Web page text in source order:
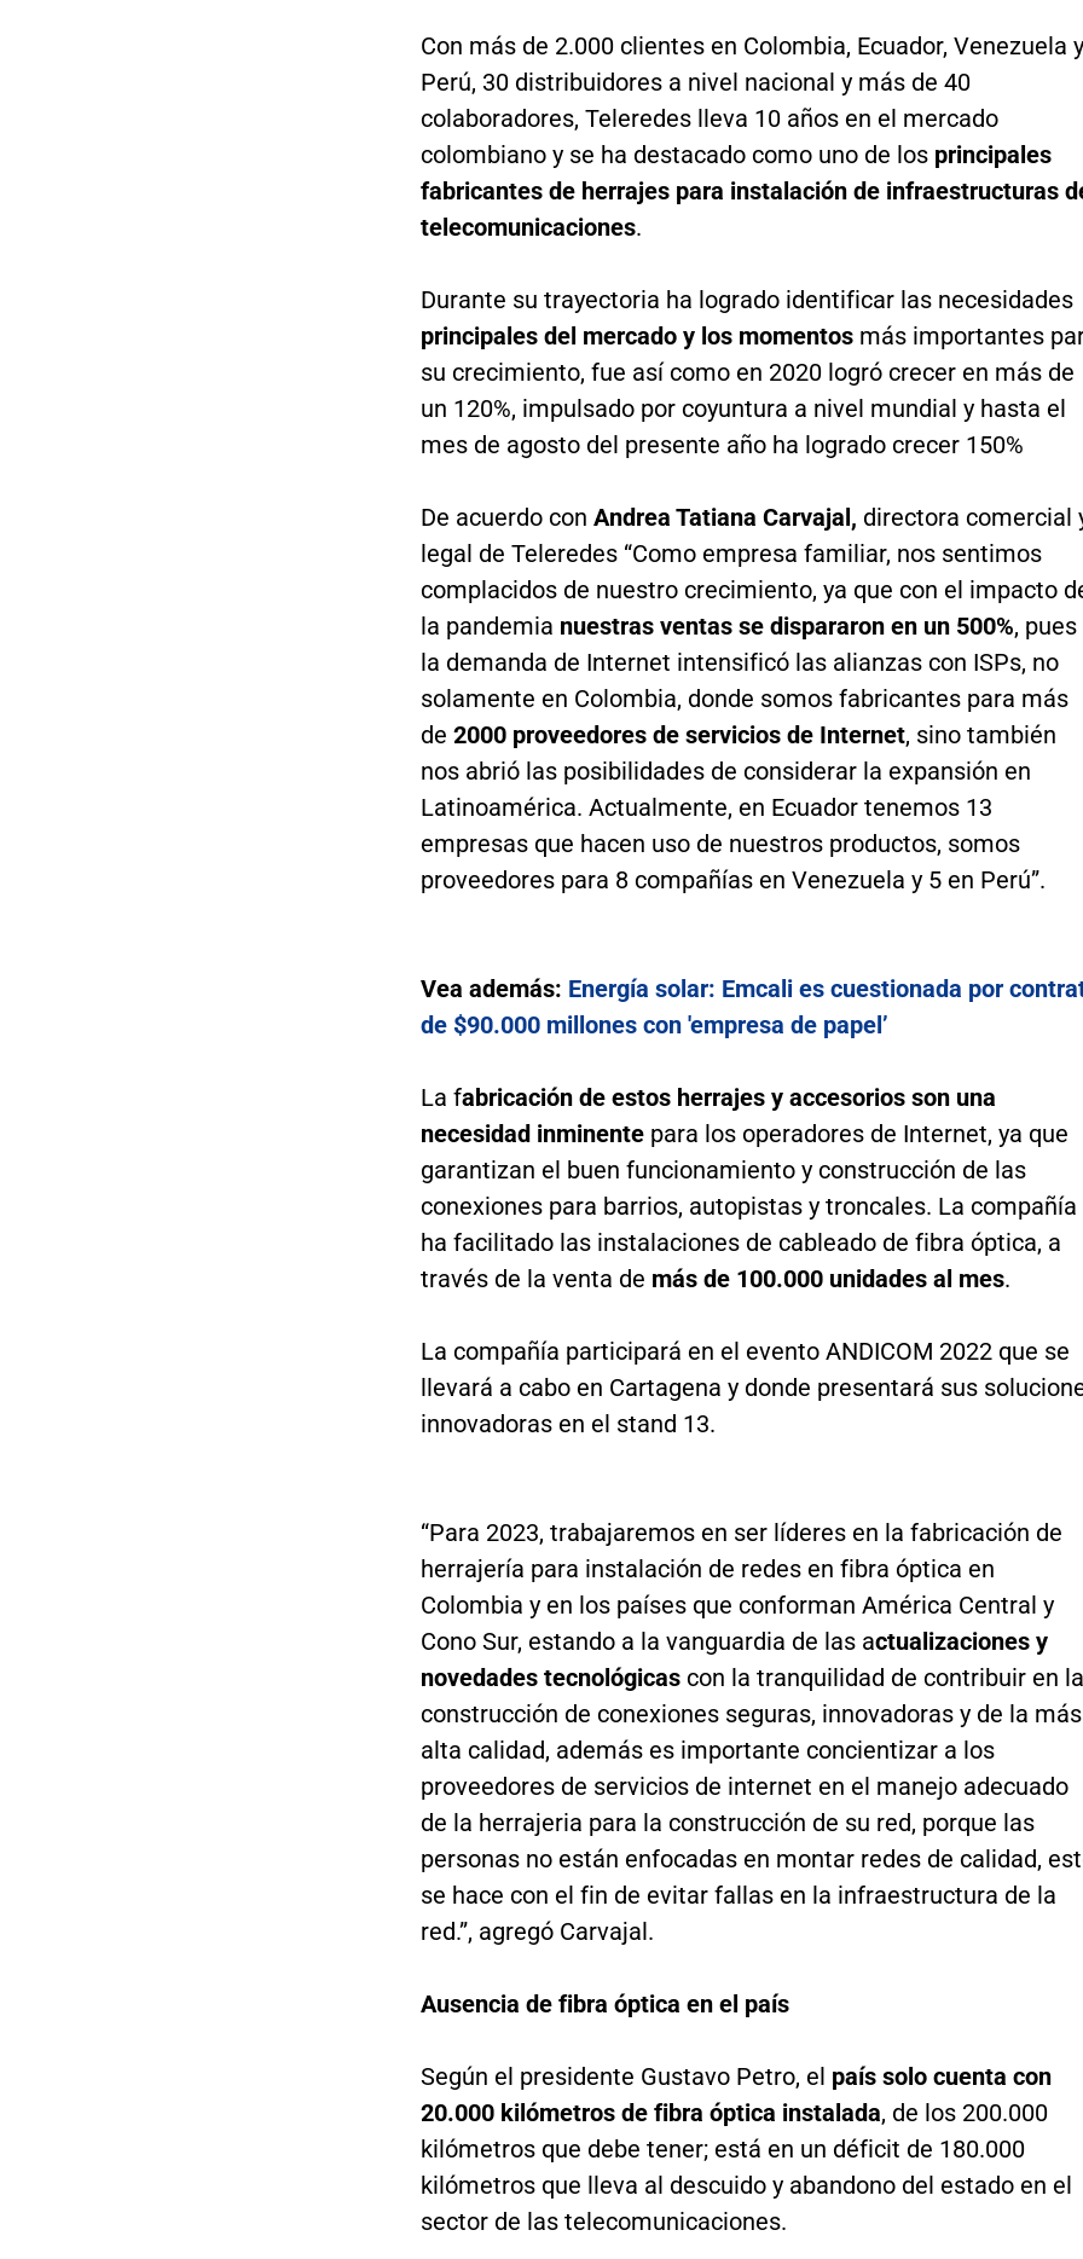
Con más de 2.000 clientes en Colombia, Ecuador, Venezuela y
Perú, 30 distribuidores a nivel nacional y más de 40
colaboradores, Teleredes lleva 10 años en el mercado
colombiano y se ha destacado como uno de los principales
fabricantes de herrajes para instalación de infraestructuras
telecomunicaciones.
Durante su trayectoria ha logrado identificar las necesidades
principales del mercado y los momentos más importantes
su crecimiento, fue así como en 2020 logró crecer en más de
un 120%, impulsado por coyuntura a nivel mundial y hasta el
mes de agosto del presente año ha logrado crecer 150%
De acuerdo con Andrea Tatiana Carvajal, directora comercial
legal de Teleredes “Como empresa familiar, nos sentimos
complacidos de nuestro crecimiento, ya que con el impacto
la pandemia nuestras ventas se dispararon en un 500%, pues
la demanda de Internet intensificó las alianzas con ISPs, no
solamente en Colombia, donde somos fabricantes para más
de 2000 proveedores de servicios de Internet, sino también
nos abrió las posibilidades de considerar la expansión en
Latinoamérica. Actualmente, en Ecuador tenemos 13
empresas que hacen uso de nuestros productos, somos
proveedores para 8 compañías en Venezuela y 5 en Perú”.
Vea además: Energía solar: Emcali es cuestionada por
de $90.000 millones con 'empresa de papel’
La fabricación de estos herrajes y accesorios son una
necesidad inminentepara los operadores de Internet, ya que
garantizan el buen funcionamiento y construcción de las
conexiones para barrios, autopistas y troncales. La compañía
ha facilitado las instalaciones de cableado de fibra óptica, a
través de la venta de más de 100.000 unidades al mes.
La compañía participará en el evento ANDICOM 2022 que se
llevará a cabo en Cartagena y donde presentará sus
innovadoras en el stand 13.
“Para 2023, trabajaremos en ser líderes en la fabricación de
herrajería para instalación de redes en fibra óptica en
Colombia y en los países que conforman América Central y
Cono Sur, estando a la vanguardia de las actualizaciones y
novedades tecnológicas con la tranquilidad de contribuir en la
construcción de conexiones seguras, innovadoras y de la más
alta calidad, además es importante concientizar a los
proveedores de servicios de internet en el manejo adecuado
de la herrajeria para la construcción de su red, porque las
personas no están enfocadas en montar redes de calidad,
se hace con el fin de evitar fallas en la infraestructura de la
red.”, agregó Carvajal.
Ausencia de fibra óptica en el país
Según el presidente Gustavo Petro, el país solo cuenta con
20.000 kilómetros de fibra óptica instalada, de los 200.000
kilómetros que debe tener; está en un déficit de 180.000
kilómetros que lleva al descuido y abandono del estado en el
sector de las telecomunicaciones.